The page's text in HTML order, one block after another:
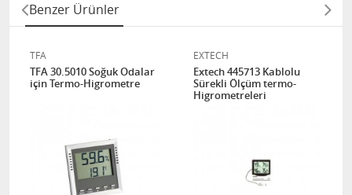
Benzer Ürünler
TFA
TFA 30.5010 Soğuk Odalar
için Termo-Higrometre
EXTECH
Extech 445713 Kablolu
Sürekli Ölçüm termo-
Higrometreleri